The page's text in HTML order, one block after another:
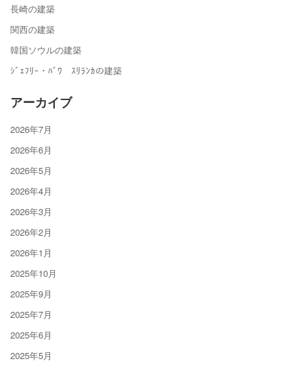
長崎の建築
関西の建築
韓国ソウルの建築
ｼﾞｪﾌﾘｰ・ﾊﾞﾜ ｽﾘﾗﾝｶの建築
アーカイブ
2026年7月
2026年6月
2026年5月
2026年4月
2026年3月
2026年2月
2026年1月
2025年10月
2025年9月
2025年7月
2025年6月
2025年5月